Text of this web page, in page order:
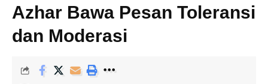
Azhar Bawa Pesan Toleransi
dan Moderasi